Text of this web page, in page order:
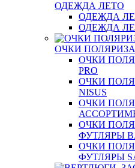
ОДЕЖДА ЛЕТО
ОДЕЖДА
ОДЕЖДА
ОЧКИ
ОЧКИ
PRO
ОЧКИ
NISUS
ОЧКИ
ОЧКИ
ФУТЛЯРЫ
ОЧКИ
ФУТЛЯРЫ